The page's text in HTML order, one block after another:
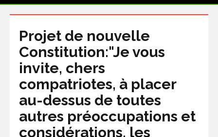
Projet de nouvelle
Constitution:"Je vous
invite, chers
compatriotes, à placer
au-dessus de toutes
autres préoccupations et
considérations, les